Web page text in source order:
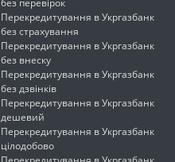
без перевірок
Перекредитування в Укргазбанк
без страхування
Перекредитування в Укргазбанк
без внеску
Перекредитування в Укргазбанк
без дзвінків
Перекредитування в Укргазбанк
дешевий
Перекредитування в Укргазбанк
цілодобово